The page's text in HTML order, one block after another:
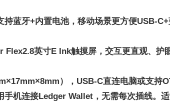
持蓝牙+内置电池，移动场景更方便USB-
Flex2.8英寸E Ink触摸屏，交互更直观、护
），USB-C直连电脑或支持
手机连接Ledger Wallet，无需每次插线。